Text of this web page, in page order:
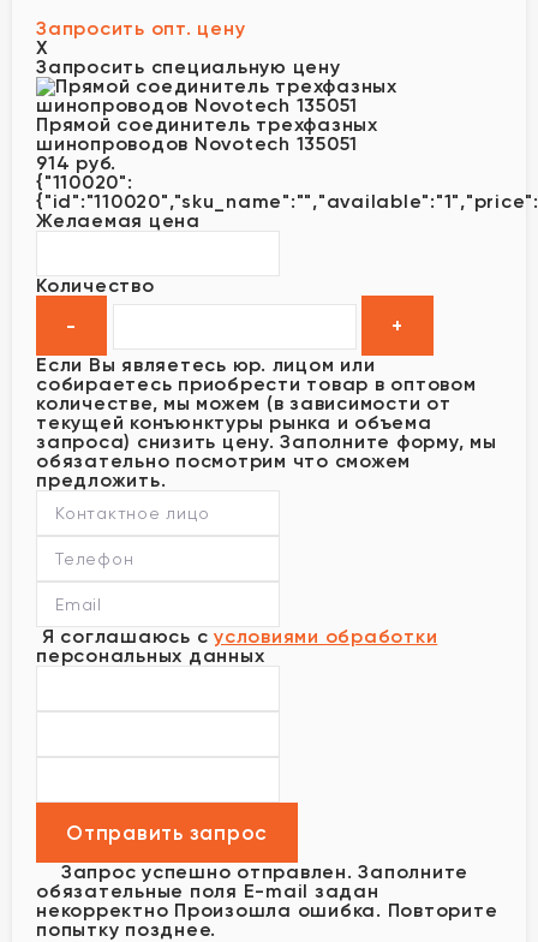
Запросить опт. цену
X
Запросить специальную цену
Прямой соединитель трехфазных
шинопроводов Novotech 135051
914 руб.
{"110020":
Желаемая цена
Количество
Если Вы являетесь юр. лицом или
собираетесь приобрести товар в оптовом
количестве, мы можем (в зависимости от
текущей конъюнктуры рынка и объема
запроса) снизить цену. Заполните форму, мы
обязательно посмотрим что сможем
предложить.
Я соглашаюсь с условиями обработки
персональных данных
Запрос успешно отправлен. Заполните
обязательные поля E-mail задан
некорректно Произошла ошибка. Повторите
попытку позднее.